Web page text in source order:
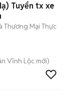
Tuyển tx xe
Thương Mại Thực
Vĩnh Lộc mới)